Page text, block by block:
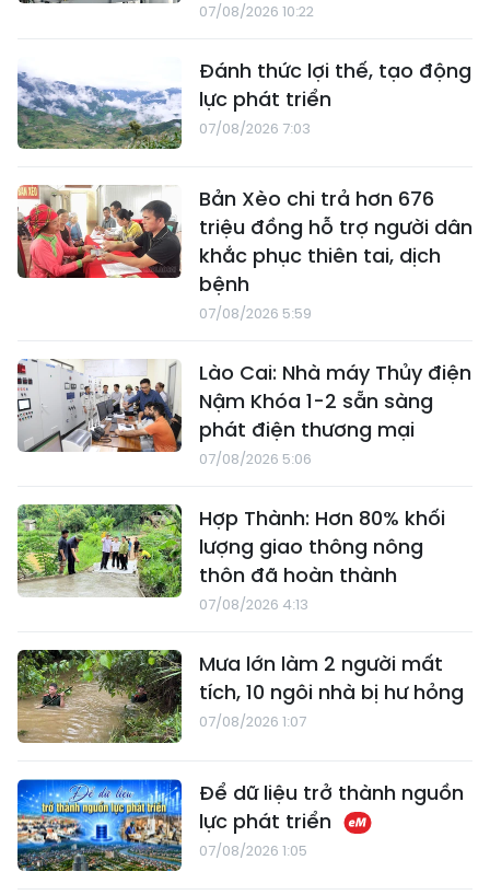
07/08/2026 10:22
Đánh thức lợi thế, tạo động
lực phát triển
07/08/2026 7:03
Bản Xèo chi trả hơn 676
triệu đồng hỗ trợ người dân
khắc phục thiên tai, dịch
bệnh
07/08/2026 5:59
Lào Cai: Nhà máy Thủy điện
Nậm Khóa 1-2 sẵn sàng
phát điện thương mại
07/08/2026 5:06
Hợp Thành: Hơn 80% khối
lượng giao thông nông
thôn đã hoàn thành
07/08/2026 4:13
Mưa lớn làm 2 người mất
tích, 10 ngôi nhà bị hư hỏng
07/08/2026 1:07
Để dữ liệu trở thành nguồn
lực phát triển
07/08/2026 1:05